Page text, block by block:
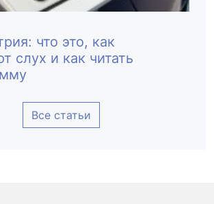
что это, как
слух и как читать
Все статьи